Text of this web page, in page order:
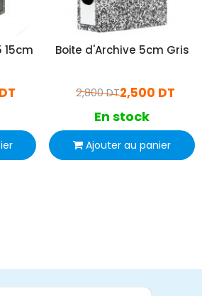
15cm
Boite d'Archive 5cm Gris
2,500 DT
2,800 DT
En stock
Ajouter au panier